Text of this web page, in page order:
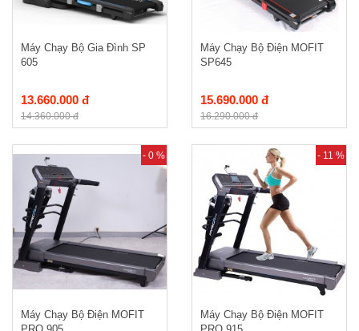
Máy Chạy Bộ Gia Đình SP
605
13.660.000 đ
14.360.000 đ
Máy Chạy Bộ Điện MOFIT
SP645
15.690.000 đ
16.290.000 đ
- 0 %
Máy Chạy Bộ Điện MOFIT
- 11 %
Máy Chạy Bộ Điện MOFIT